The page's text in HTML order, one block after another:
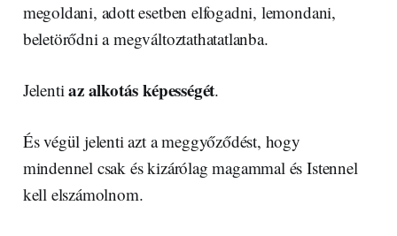
megoldani, adott esetben elfogadni, lemondani,
beletörődni a megváltoztathatatlanba.
Jelentiaz alkotás képességét.
És végül jelenti azt a meggyőződést, hogy
mindennel csak és kizárólag magammal és Istennel
kell elszámolnom.